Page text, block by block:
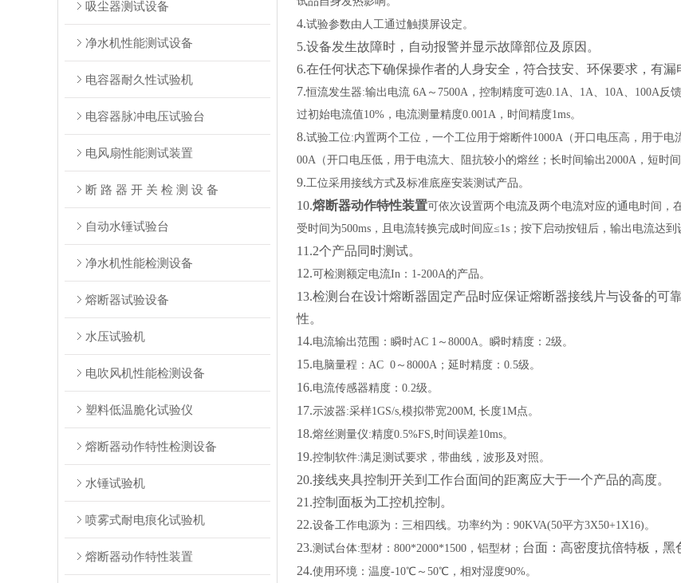
吸尘器测试设备
净水机性能测试设备
电容器耐久性试验机
电容器脉冲电压试验台
电风扇性能测试装置
断 路 器 开 关 检 测 设 备
自动水锤试验台
净水机性能检测设备
熔断器试验设备
水压试验机
电吹风机性能检测设备
塑料低温脆化试验仪
熔断器动作特性检测设备
水锤试验机
喷雾式耐电痕化试验机
熔断器动作特性装置
4.试验参数由人工通过触摸屏设定。
5.设备发生故障时，自动报警并显示故障部位及原因。
6.在任何状态下确保操作者的人身安全，符合技安、环保要求，有漏
7.恒流发生器:输出电流 6A～7500A，控制精度可选0.1A、1A、10A、100A反
过初始电流值10%，电流测量精度0.001A，时间精度1ms。
8.试验工位:内置两个工位，一个工位用于熔断件1000A（开口电压高，用于
00A（开口电压低，用于电流大、阻抗较小的熔丝；长时间输出2000A，短时
9.工位采用接线方式及标准底座安装测试产品。
10.熔断器动作特性装置可依次设置两个电流及两个电流对应的通电时间，
受时间为500ms，且电流转换完成时间应≤1s；按下启动按钮后，输出电流达到
11.2个产品同时测试。
12.可检测额定电流In：1-200A的产品。
13.检测台在设计熔断器固定产品时应保证熔断器接线片与设备的可
性。
14.电流输出范围：瞬时AC 1～8000A。瞬时精度：2级。
15.电脑量程： AC 0～8000A；延时精度：0.5级。
16.电流传感器精度： 0.2级。
17.示波器:采样1GS/s,模拟带宽200M, 长度1M点。
18.熔丝测量仪:精度0.5%FS,时间误差10ms。
19.控制软件:满足测试要求，带曲线，波形及对照。
20.接线夹具控制开关到工作台面间的距离应大于一个产品的高度。
21.控制面板为工控机控制。
22.设备工作电源为：三相四线。功率约为： 90KVA(50平方3X50+1X16)。
23.测试台体:型材：800*2000*1500，铝型材； 台面：高密度抗倍特板，黑
24.使用环境：温度-10℃～50℃，相对湿度90%。